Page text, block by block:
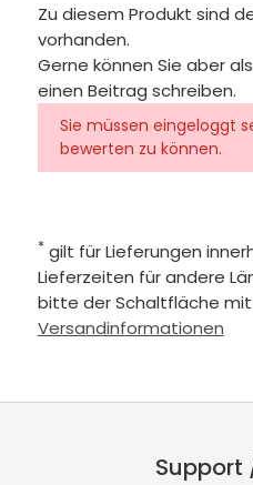
Zu diesem Produkt sind
vorhanden.
Gerne können Sie aber
einen Beitrag schreiben.
Sie müssen eingeloggt
bewerten zu können.
* gilt für Lieferungen
Lieferzeiten für andere
bitte der Schaltfläche
Versandinformationen
Support